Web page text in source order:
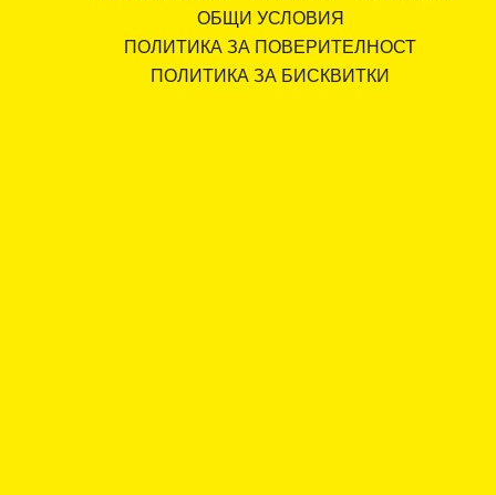
ОБЩИ УСЛОВИЯ
ПОЛИТИКА ЗА ПОВЕРИТЕЛНОСТ
ПОЛИТИКА ЗА БИСКВИТКИ